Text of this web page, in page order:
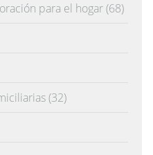
para el hogar(68)
(32)